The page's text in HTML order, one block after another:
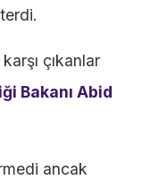
çıkanlar
Bakanı Abid
ancak